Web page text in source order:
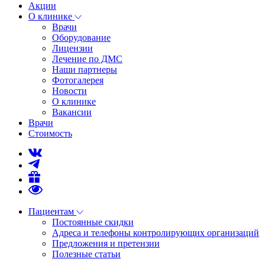
Акции
О клинике
Врачи
Оборудование
Лицензии
Лечение по ДМС
Наши партнеры
Фотогалерея
Новости
О клинике
Вакансии
Врачи
Стоимость
Пациентам
Постоянные скидки
Адреса и телефоны контролирующих организаций
Предложения и претензии
Полезные статьи